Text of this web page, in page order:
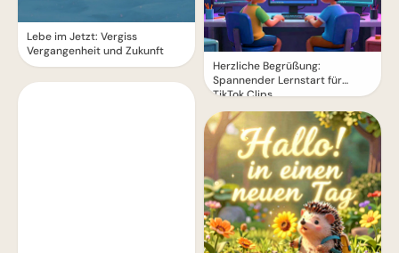
Lebe im Jetzt: Vergiss
Vergangenheit und Zukunft
Herzliche Begrüßung:
Spannender Lernstart für
TikTok Clips